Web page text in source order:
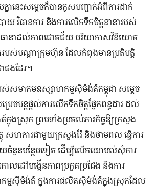
នានេះសម្ដេចក៏បានគូសបញ្ជាក់អំពីការដាក់
វិធានការ និងការលើកទឹកចិត្តនានារបស់
បីធានាដល់ភាពជោគជ័យ បរិយាកាសវិនិយោគ
របស់បណ្ដាក្រុមហ៊ុន ដែលកំពុងមានប្រតិបត្តិ
ាផងដែរ។
មាគមឧស្សាហកម្មស៊ីម៉ង់ត៍កម្ពុជា សម្តេច​
រេច​បន្តផ្តល់ការលើកទឹកចិត្តផ្នែកពន្ធដារ ដល់
ងស្រុក ព្រមទាំងប្រគល់ភារកិច្ចឱ្យក្រសួង
ថុ សហការជាមួយក្រសួងរ៉ែ និងថាមពល ធ្វើការ
យចំនួនបន្ថែមទៀត ដើម្បីលើកយោបល់សុំការ
ោលដៅបង្កើនភាពប្រកួតប្រជែង និងការ
កម្មស៊ីម៉ង់ត៍ ក្នុង​ការផលិត​សុីម៉ង់ត៍ក្នុងស្រុកដែល​